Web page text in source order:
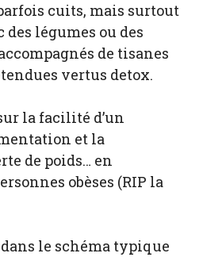
cuits, mais surtout
des légumes ou des
de tisanes
vertus detox.
la facilité d’un
et la
de poids… en
obèses (RIP la
le schéma typique